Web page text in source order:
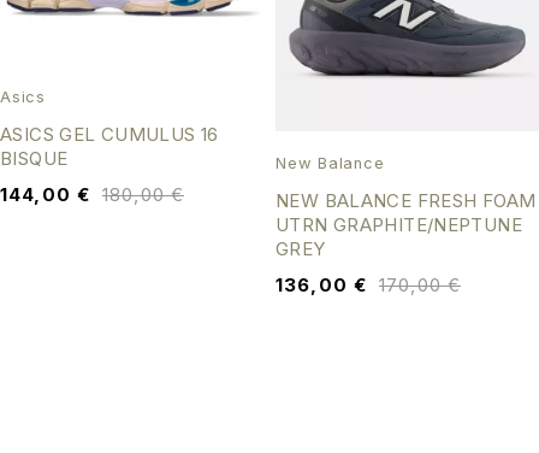
Asics
ASICS GEL CUMULUS 16
BISQUE
180,00€
144,00 €
New Balance
NEW BALANCE FRESH FOAM
UTRN GRAPHITE/NEPTUNE
GREY
170,00€
136,00 €